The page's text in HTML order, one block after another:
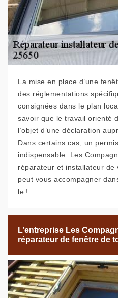
La mise en place d’une
des réglementations
consignées dans le plan
savoir que le travail orienté
l’objet d’une déclaration
Dans certains cas, un
indispensable. Les
réparateur et installateur de
peut vous accompagner
le !
L’entreprise Les
réparateur de fenêtre de